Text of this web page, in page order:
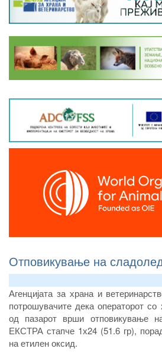
Отповикување на
Агенцијата за храна и
потрошувачите дека операторот
од пазарот врши отповикување
ЕКСТРА стапче 1х24 (51.6 гр),
на етилен оксид.